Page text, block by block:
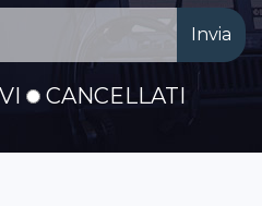
CANCELLATI